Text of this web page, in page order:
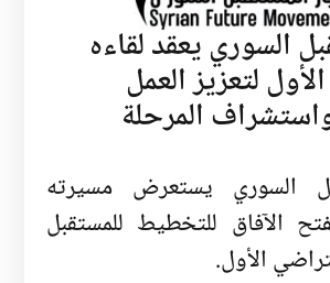
السوري يعقد لقاءه
لتعزيز العمل
المرحلة
السوري يستعرض مسيرته
الآفاق للتخطيط للمستقبل
الأول.